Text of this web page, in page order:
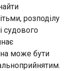
розподілу
судового
може бути